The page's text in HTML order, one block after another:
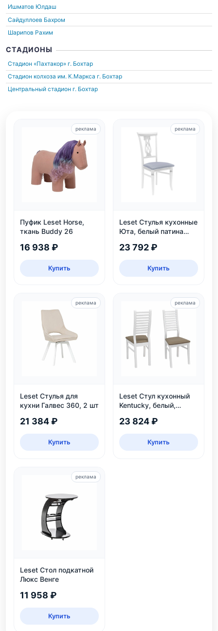
Ишматов Юлдаш
Сайдуллоев Бахром
Шарипов Рахим
СТАДИОНЫ
Стадион «Пахтакор» г. Бохтар
Стадион колхоза им. К.Маркса г. Бохтар
Центральный стадион г. Бохтар
Пуфик Leset Horse,
ткань Buddy 26
16 938 ₽
Купить
реклама
Leset Стулья кухонные
Юта, белый патина
23 792 ₽
Купить
реклама
Leset Стулья для
кухни Галвес 360, 2 шт
21 384 ₽
Купить
реклама
Leset Стул кухонный
Kentucky, белый,
23 824 ₽
Купить
реклама
Leset Стол подкатной
Люкс Венге
11 958 ₽
Купить
реклама